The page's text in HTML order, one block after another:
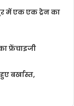
में एक एक ट्रेन का
फ्रेंचाइजी
बर्खास्त,